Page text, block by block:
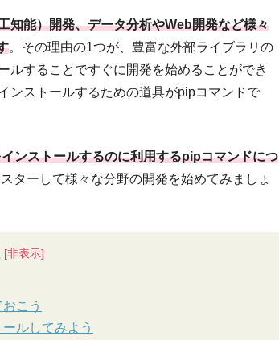
知能）開発、データ分析やWeb開発など様々
。その理由の1つが、豊富な外部ライブラリの
ルすることですぐに開発を始めることができ
ンストールするための道具がpipコマンドで
ンストールするのに利用するpipコマンドにつ
ターして様々な分野の開発を始めてみましょ
こう
ルしてみよう